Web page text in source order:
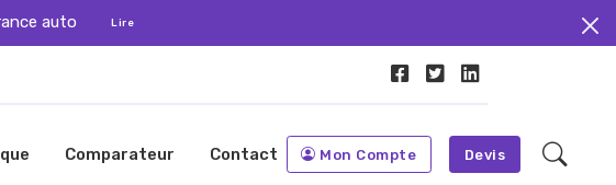
auto Lire
Comparateur Contact Mon Compte Devis